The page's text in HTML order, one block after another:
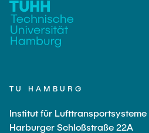
TU HAMBURG
Institut für Lufttransportsysteme
Harburger Schloßstraße 22A